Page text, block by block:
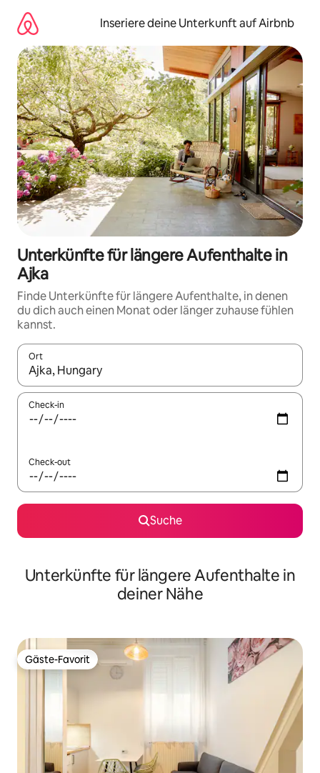
Inhalten
springen
Inseriere deine Unterkunft auf Airbnb
Unterkünfte für längere Aufenthalte in
Ajka
Finde Unterkünfte für längere Aufenthalte, in denen
du dich auch einen Monat oder länger zuhause fühlen
kannst.
Ort
Wenn Ergebnisse verfügbar sind, navigiere mit den
Check-in
Check-out
Suche
Unterkünfte für längere Aufenthalte in
deiner Nähe
Gäste-Favorit
Gäste-Favorit